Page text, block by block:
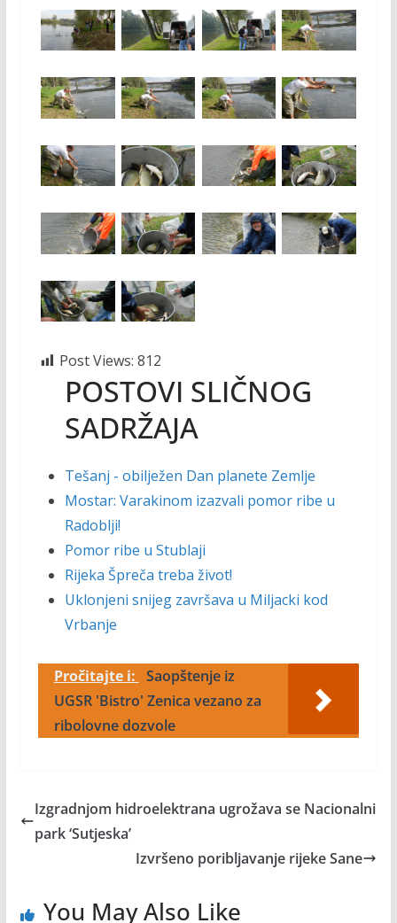
Post Views: 812
POSTOVI SLIČNOG
SADRŽAJA
Tešanj - obilježen Dan planete Zemlje
Mostar: Varakinom izazvali pomor ribe u
Radoblji!
Pomor ribe u Stublaji
Rijeka Špreča treba život!
Uklonjeni snijeg završava u Miljacki kod
Vrbanje
Pročitajte i: Saopštenje iz
UGSR 'Bistro' Zenica vezano za
ribolovne dozvole
Izgradnjom hidroelektrana ugrožava se Nacionalni
park ‘Sutjeska’
Izvršeno poribljavanje rijeke Sane
You May Also Like